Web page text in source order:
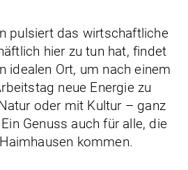
pulsiert das wirtschaftliche
hier zu tun hat, findet
idealen Ort, um nach einem
neue Energie zu
oder mit Kultur – ganz
Genuss auch für alle, die
kommen.